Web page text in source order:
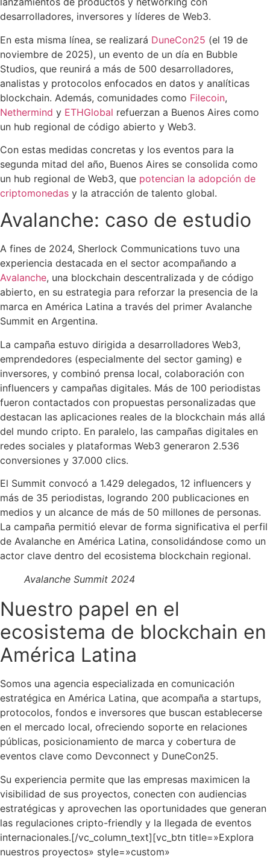
desarrolladores, inversores y líderes de Web3.
En esta misma línea, se realizará DuneCon25 (el 19 de
noviembre de 2025), un evento de un día en Bubble
Studios, que reunirá a más de 500 desarrolladores,
analistas y protocolos enfocados en datos y analíticas
blockchain. Además, comunidades como Filecoin,
Nethermind y ETHGlobal refuerzan a Buenos Aires como
un hub regional de código abierto y Web3.
Con estas medidas concretas y los eventos para la
segunda mitad del año, Buenos Aires se consolida como
un hub regional de Web3, que potencian la adopción de
criptomonedas y la atracción de talento global.
Avalanche: caso de estudio
A fines de 2024, Sherlock Communications tuvo una
experiencia destacada en el sector acompañando a
Avalanche, una blockchain descentralizada y de código
abierto, en su estrategia para reforzar la presencia de la
marca en América Latina a través del primer Avalanche
Summit en Argentina.
La campaña estuvo dirigida a desarrolladores Web3,
emprendedores (especialmente del sector gaming) e
inversores, y combinó prensa local, colaboración con
influencers y campañas digitales. Más de 100 periodistas
fueron contactados con propuestas personalizadas que
destacan las aplicaciones reales de la blockchain más allá
del mundo cripto. En paralelo, las campañas digitales en
redes sociales y plataformas Web3 generaron 2.536
conversiones y 37.000 clics.
El Summit convocó a 1.429 delegados, 12 influencers y
más de 35 periodistas, logrando 200 publicaciones en
medios y un alcance de más de 50 millones de personas.
La campaña permitió elevar de forma significativa el perfil
de Avalanche en América Latina, consolidándose como un
actor clave dentro del ecosistema blockchain regional.
Avalanche Summit 2024
Nuestro papel en el
ecosistema de blockchain en
América Latina
Somos una agencia especializada en comunicación
estratégica en América Latina, que acompaña a startups,
protocolos, fondos e inversores que buscan establecerse
en el mercado local, ofreciendo soporte en relaciones
públicas, posicionamiento de marca y cobertura de
eventos clave como Devconnect y DuneCon25.
Su experiencia permite que las empresas maximicen la
visibilidad de sus proyectos, conecten con audiencias
estratégicas y aprovechen las oportunidades que generan
las regulaciones cripto-friendly y la llegada de eventos
internacionales.[/vc_column_text][vc_btn title=»Explora
nuestros proyectos» style=»custom»